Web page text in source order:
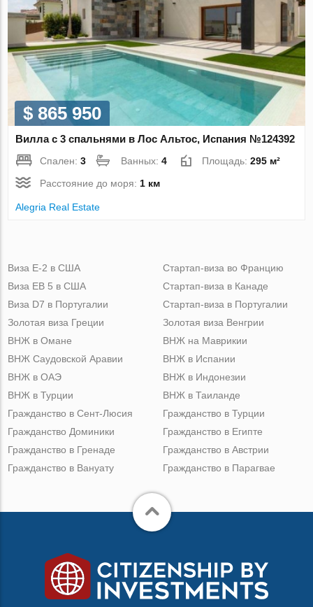
$ 865 950
Вилла с 3 спальнями в Лос Альтос, Испания №124392
Спален:3 Ванных:4 Площадь:295 м²
Расстояние до моря: 1 км
Alegria Real Estate
Виза Е-2 в США
Виза ЕВ 5 в США
Виза D7 в Португалии
Золотая виза Греции
Стартап-виза во Францию
Стартап-виза в Канаде
Стартап-виза в Португалии
Золотая виза Венгрии
ВНЖ в Омане
ВНЖ Саудовской Аравии
ВНЖ в ОАЭ
ВНЖ в Турции
ВНЖ на Маврикии
ВНЖ в Испании
ВНЖ в Индонезии
ВНЖ в Таиланде
Гражданство в Сент-Люсия
Гражданство Доминики
Гражданство в Гренаде
Гражданство в Вануату
Гражданство в Турции
Гражданство в Египте
Гражданство в Австрии
Гражданство в Парагвае